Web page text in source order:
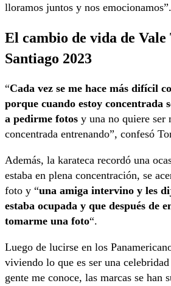
lloramos juntos y nos emocionamos”.
El cambio de vida de
Santiago 2023
“Cada vez se me hace más difícil
porque cuando estoy concentrada
a pedirme fotos y una no quiere ser
concentrada entrenando”, confesó
Además, la karateca recordó una
estaba en plena concentración, se
foto y “una amiga intervino y les
estaba ocupada y que después de
tomarme una foto“.
Luego de lucirse en los
viviendo lo que es ser una
gente me conoce, las marcas se han